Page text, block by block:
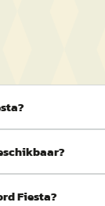
Fiesta?